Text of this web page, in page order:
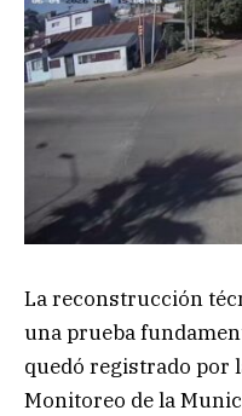
La reconstrucción
una prueba
quedó registrado por
Monitoreo de la